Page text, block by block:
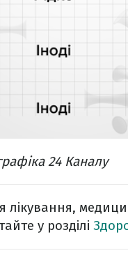
24 Каналу
лікування,
у розділі